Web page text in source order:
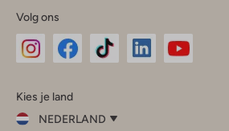
Volg ons
InstagramFacebook
Kies je land
NEDERLAND